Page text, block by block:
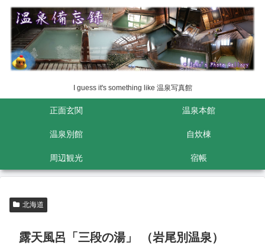
I guess it's something like 温泉写真館
正面玄関 温泉本館
温泉別館 自炊棟
周辺観光 宿帳
北海道
露天風呂「三段の湯」 （岩尾別温泉）